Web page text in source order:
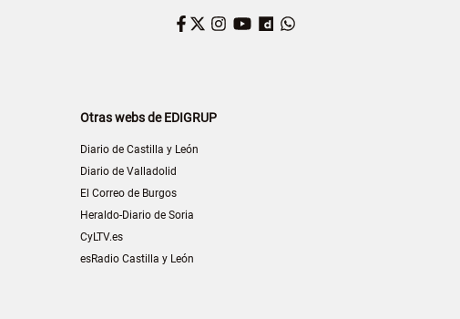
Facebook
Twitter
Instagram
YouTube
Dailymotion
Otras webs de EDIGRUP
Diario de Castilla y León
Diario de Valladolid
El Correo de Burgos
Heraldo-Diario de Soria
CyLTV.es
esRadio Castilla y León